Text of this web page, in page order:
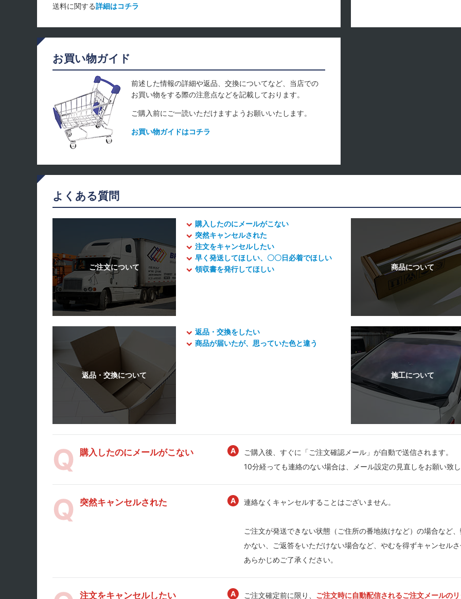
送料に関する詳細はコチラ
お買い物ガイド
前述した情報の詳細や返品、交換についてなど、当店での
お買い物をする際の注意点などを記載しております。
ご購入前にご一読いただけますようお願いいたします。
お買い物ガイドはコチラ
よくある質問
購入したのにメールがこない
突然キャンセルされた
注文をキャンセルしたい
早く発送してほしい、〇〇日必着でほしい
領収書を発行してほしい
返品・交換をしたい
商品が届いたが、思っていた色と違う
購入したのにメールがこない
ご購入後、すぐに「ご注文確認メール」が自動で送信されます。
10分経っても連絡のない場合は、メール設定の見直しをお願い致
突然キャンセルされた 連絡なくキャンセルすることはございません。
ご注文が発送できない状態（ご住所の番地抜けなど）の場合など
かない、ご返答をいただけない場合など、やむを得ずキャンセル
あらかじめご了承ください。
注文をキャンセルしたい ご注文確定前に限り、 ご注文時に自動配信されるご注文メールの